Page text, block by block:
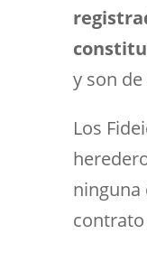
y son
Los
ninguna